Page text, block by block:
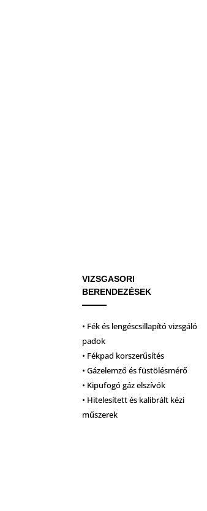
VIZSGASORI
BERENDEZÉSEK
• Fék és lengéscsillapító vizsgáló
padok
• Fékpad korszerűsítés
• Gázelemző és füstölésmérő
• Kipufogó gáz elszívók
• Hitelesített és kalibrált kézi
műszerek